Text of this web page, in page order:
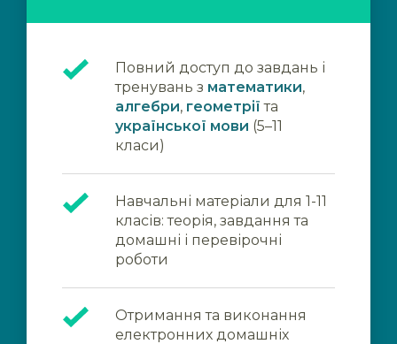
Повний доступ до завдань і
тренувань з математики,
алгебри, геометрії та
української мови (5–11
класи)
Навчальні матеріали для 1-11
класів: теорія, завдання та
домашні і перевірочні
роботи
Отримання та виконання
електронних домашніх